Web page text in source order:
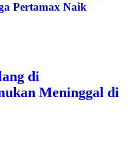
Pertamax Naik
di
Meninggal di